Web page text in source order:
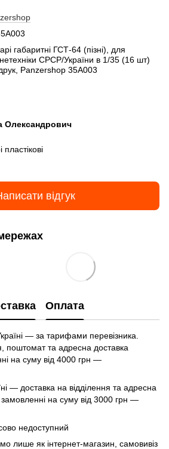
габаритні ГСТ-64 (пізні), для
СРСР/України в 1/35 (16 шт)
Panzershop 35A003
Олександрович
відгук
Оплата
— за тарифами перевізника.
поштомат та адресна доставка
на суму від 4000 грн —
— доставка на відділення та адресна
на суму від 3000 грн —
недоступний
лише як інтернет-магазин, самовивіз